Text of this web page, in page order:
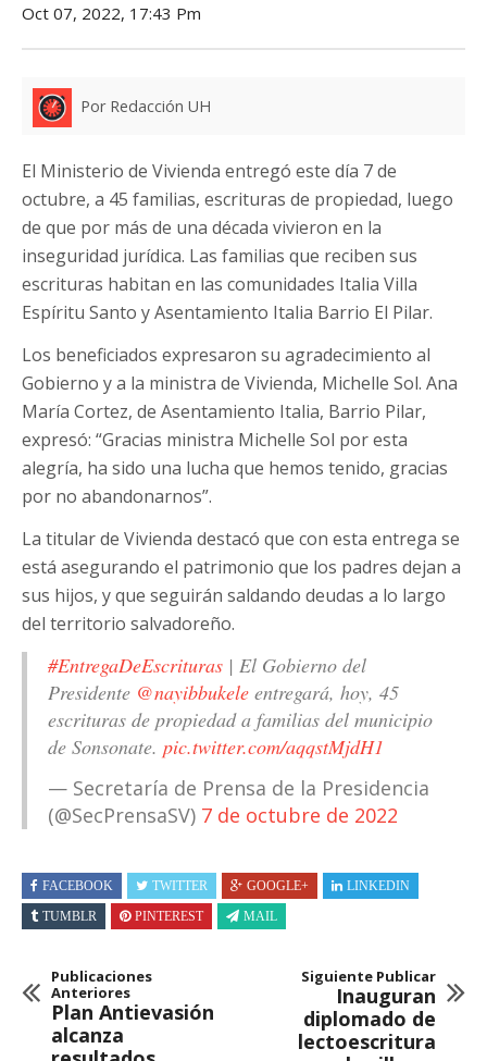
Oct 07, 2022, 17:43 Pm
Por Redacción UH
El Ministerio de Vivienda entregó este día 7 de
octubre, a 45 familias, escrituras de propiedad, luego
de que por más de una década vivieron en la
inseguridad jurídica. Las familias que reciben sus
escrituras habitan en las comunidades Italia Villa
Espíritu Santo y Asentamiento Italia Barrio El Pilar.
Los beneficiados expresaron su agradecimiento al
Gobierno y a la ministra de Vivienda, Michelle Sol. Ana
María Cortez, de Asentamiento Italia, Barrio Pilar,
expresó: “Gracias ministra Michelle Sol por esta
alegría, ha sido una lucha que hemos tenido, gracias
por no abandonarnos”.
La titular de Vivienda destacó que con esta entrega se
está asegurando el patrimonio que los padres dejan a
sus hijos, y que seguirán saldando deudas a lo largo
del territorio salvadoreño.
#EntregaDeEscrituras | El Gobierno del
Presidente @nayibbukele entregará, hoy, 45
escrituras de propiedad a familias del municipio
de Sonsonate. pic.twitter.com/aqqstMjdH1
— Secretaría de Prensa de la Presidencia
(@SecPrensaSV) 7 de octubre de 2022
FACEBOOK TWITTER GOOGLE+
LINKEDIN
TUMBLR
PINTEREST MAIL
Publicaciones
Anteriores
Plan Antievasión
alcanza
Siguiente Publicar
Inauguran
diplomado de
lectoescritura